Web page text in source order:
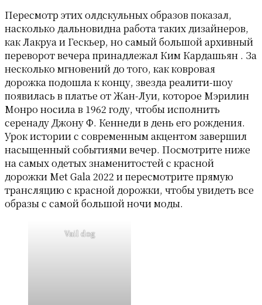
Пересмотр этих олдскульных образов показал,
насколько дальновидна работа таких дизайнеров,
как Лакруа и Гескьер, но самый большой архивный
переворот вечера принадлежал Ким Кардашьян . За
несколько мгновений до того, как ковровая
дорожка подошла к концу, звезда реалити-шоу
появилась в платье от Жан-Луи, которое Мэрилин
Монро носила в 1962 году, чтобы исполнить
серенаду Джону Ф. Кеннеди в день его рождения.
Урок истории с современным акцентом завершил
насыщенный событиями вечер. Посмотрите ниже
на самых одетых знаменитостей с красной
дорожки Met Gala 2022 и пересмотрите прямую
трансляцию с красной дорожки, чтобы увидеть все
образы с самой большой ночи моды.
Vail dog